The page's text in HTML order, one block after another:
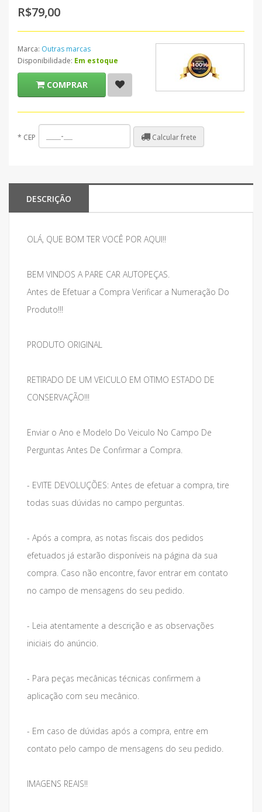
R$79,00
Marca: Outras marcas
Disponibilidade: Em estoque
COMPRAR
* CEP Calcular frete
DESCRIÇÃO
OLÁ, QUE BOM TER VOCÊ POR AQUI!!
BEM VINDOS A PARE CAR AUTOPEÇAS.
Antes de Efetuar a Compra Verificar a Numeração Do
Produto!!!
PRODUTO ORIGINAL
RETIRADO DE UM VEICULO EM OTIMO ESTADO DE
CONSERVAÇÃO!!!
Enviar o Ano e Modelo Do Veiculo No Campo De
Perguntas Antes De Confirmar a Compra.
- EVITE DEVOLUÇÕES: Antes de efetuar a compra, tire
todas suas dúvidas no campo perguntas.
- Após a compra, as notas fiscais dos pedidos
efetuados já estarão disponíveis na página da sua
compra. Caso não encontre, favor entrar em contato
no campo de mensagens do seu pedido.
- Leia atentamente a descrição e as observações
iniciais do anúncio.
- Para peças mecânicas técnicas confirmem a
aplicação com seu mecânico.
- Em caso de dúvidas após a compra, entre em
contato pelo campo de mensagens do seu pedido.
IMAGENS REAIS!!